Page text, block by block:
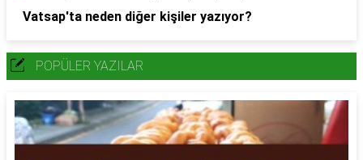
Vatsap'ta neden diğer kişiler yazıyor?
POPÜLER YAZILAR